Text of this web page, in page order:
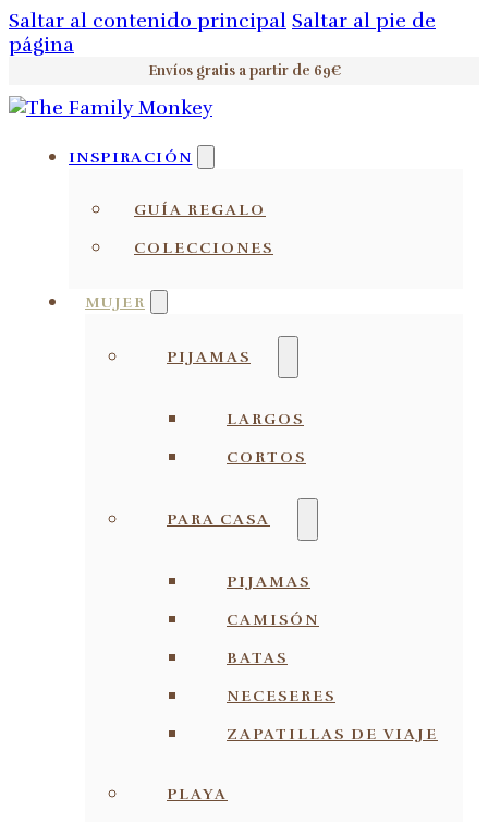
Saltar al contenido principal Saltar al pie de
página
Envíos gratis a partir de 69€
INSPIRACIÓN
GUÍA REGALO
COLECCIONES
MUJER
PIJAMAS
LARGOS
CORTOS
PARA CASA
PIJAMAS
CAMISÓN
BATAS
NECESERES
ZAPATILLAS DE VIAJE
PLAYA